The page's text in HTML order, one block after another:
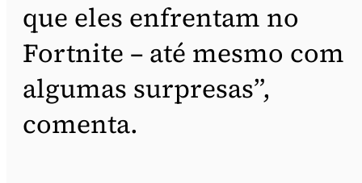
que eles enfrentam no
Fortnite – até mesmo com
algumas surpresas”,
comenta.